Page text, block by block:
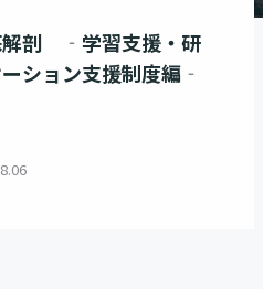
解剖 ‐学習支援・研
ション支援制度編‐